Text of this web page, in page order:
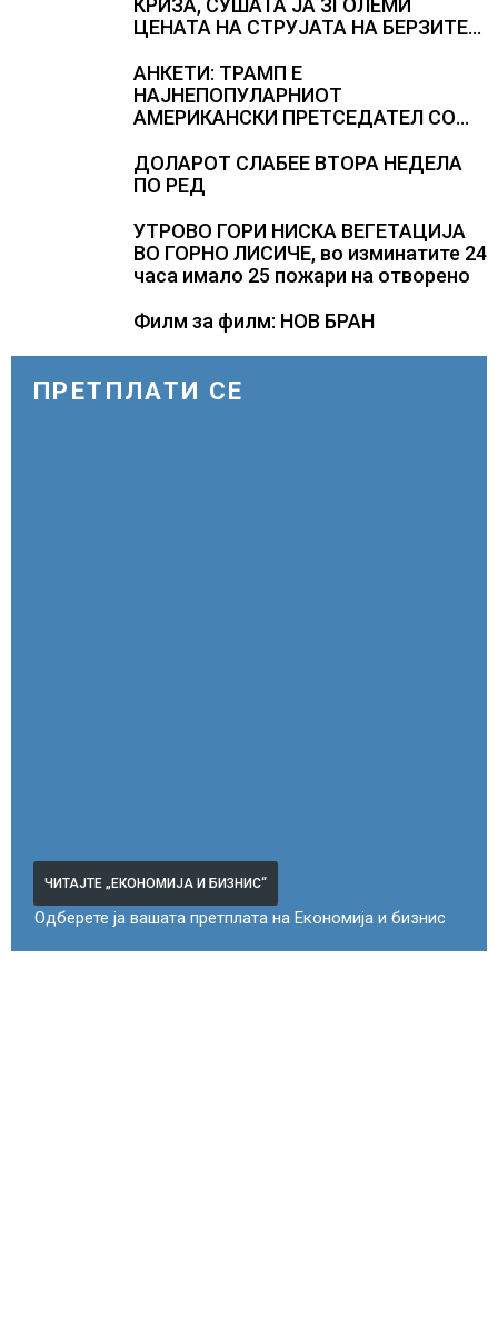
КРИЗА, СУШАТА ЈА ЗГОЛЕМИ
ЦЕНАТА НА СТРУЈАТА НА БЕРЗИТЕ
АНКЕТИ: ТРАМП Е
НАЈНЕПОПУЛАРНИОТ
АМЕРИКАНСКИ ПРЕТСЕДАТЕЛ СО
резултатите од последните анкети
ДОЛАРОТ СЛАБЕЕ ВТОРА НЕДЕЛА
ПО РЕД
УТРОВО ГОРИ НИСКА ВЕГЕТАЦИЈА
ВО ГОРНО ЛИСИЧЕ, во изминатите 24
часа имало 25 пожари на отворено
Филм за филм: НОВ БРАН
ПРЕТПЛАТИ СЕ
ЧИТАЈТЕ „ЕКОНОМИЈА И БИЗНИС“
Одберете ја вашата претплата на Економија и бизнис